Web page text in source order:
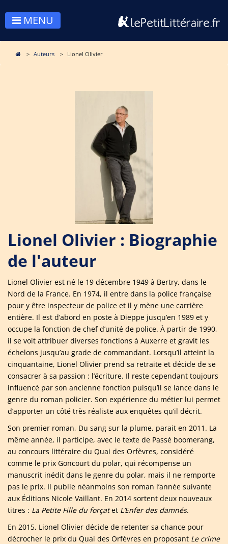
MENU
Auteurs Lionel Olivier
Lionel Olivier : Biographie
de l'auteur
Lionel Olivier est né le 19 décembre 1949 à Bertry, dans le
Nord de la France. En 1974, il entre dans la police française
pour y être inspecteur de police et il y mène une carrière
entière. Il est d’abord en poste à Dieppe jusqu’en 1989 et y
occupe la fonction de chef d’unité de police. À partir de 1990,
il se voit attribuer diverses fonctions à Auxerre et gravit les
échelons jusqu’au grade de commandant. Lorsqu’il atteint la
cinquantaine, Lionel Olivier prend sa retraite et décide de se
consacrer à sa passion : l’écriture. Il reste cependant toujours
influencé par son ancienne fonction puisqu’il se lance dans le
genre du roman policier. Son expérience du métier lui permet
d’apporter un côté très réaliste aux enquêtes qu’il décrit.
Son premier roman, Du sang sur la plume, parait en 2011. La
même année, il participe, avec le texte de Passé boomerang,
au concours littéraire du Quai des Orfèvres, considéré
comme le prix Goncourt du polar, qui récompense un
manuscrit inédit dans le genre du polar, mais il ne remporte
pas le prix. Il publie néanmoins son roman l’année suivante
aux Éditions Nicole Vaillant. En 2014 sortent deux nouveaux
titres : La Petite Fille du forçatet L’Enfer des damnés.
En 2015, Lionel Olivier décide de retenter sa chance pour
décrocher le prix du Quai des Orfèvres en proposant Le crime